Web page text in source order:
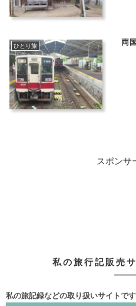
ひとり旅 両
スポンサ
私の旅行記販売
私の旅記録などの取り扱いサイトです